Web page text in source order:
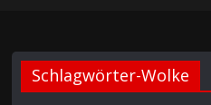
Schlagwörter-Wolke